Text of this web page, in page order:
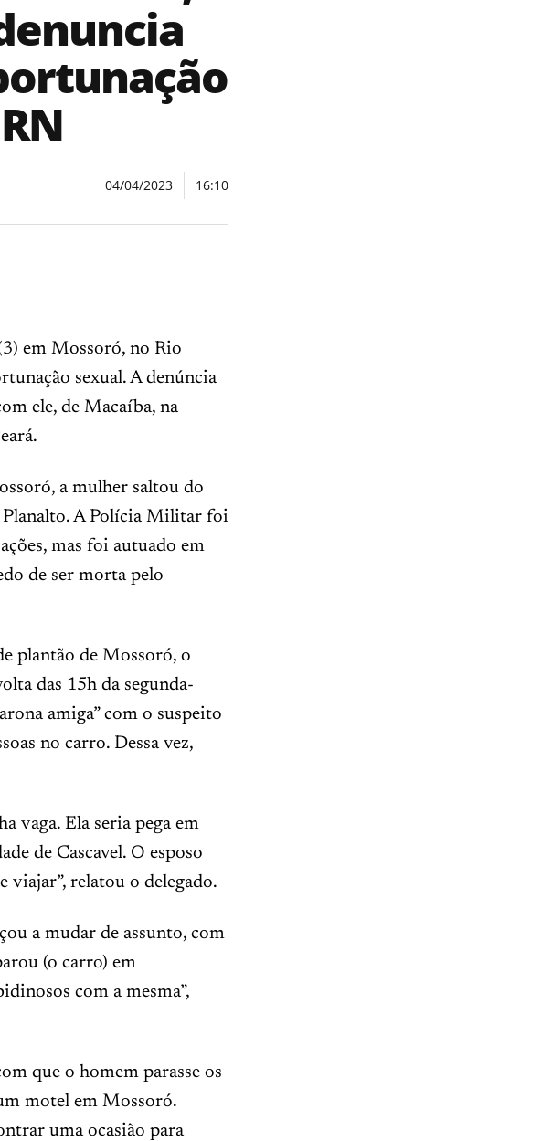
04/04/2023 16:10
em Mossoró, no Rio
sexual. A denúncia
ele, de Macaíba, na
a mulher saltou do
Planalto. A Polícia Militar foi
mas foi autuado em
de ser morta pelo
plantão de Mossoró, o
das 15h da segunda-
amiga” com o suspeito
no carro. Dessa vez,
vaga. Ela seria pega em
de Cascavel. O esposo
viajar”, relatou o delegado.
a mudar de assunto, com
(o carro) em
com a mesma”,
que o homem parasse os
motel em Mossoró.
uma ocasião para